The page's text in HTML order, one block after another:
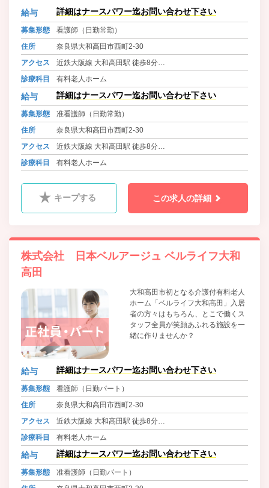
給与 詳細はナースパワー迄お問い合わせ下さい
募集形態
看護師（日勤常勤）
住所
奈良県大和高田市西町2-30
アクセス
近鉄大阪線 大和高田駅 徒歩8分
大和路線 高田駅 徒歩8分
近鉄南大阪線 高田市駅 徒歩15分
診療科目 有料老人ホーム
給与 詳細はナースパワー迄お問い合わせ下さい
募集形態
准看護師（日勤常勤）
住所
奈良県大和高田市西町2-30
アクセス
近鉄大阪線 大和高田駅 徒歩8分
大和路線 高田駅 徒歩8分
診療科目 有料老人ホーム
キープする この求人の詳細
株式会社 日本ベルアージュ ベルライフ大和
高田
大和高田市初となる介護付有料老人
ホーム「ベルライフ大和高田」入居
者の方々はもちろん、とこで働くス
タッフ全員が笑顔あふれる施設を一
緒に作りませんか？
給与 詳細はナースパワー迄お問い合わせ下さい
募集形態
看護師（日勤パート）
住所
奈良県大和高田市西町2-30
アクセス
近鉄大阪線 大和高田駅 徒歩8分
大和路線 高田駅 徒歩8分
近鉄南大阪線 高田市駅 徒歩15分
診療科目 有料老人ホーム
給与 詳細はナースパワー迄お問い合わせ下さい
募集形態
准看護師（日勤パート）